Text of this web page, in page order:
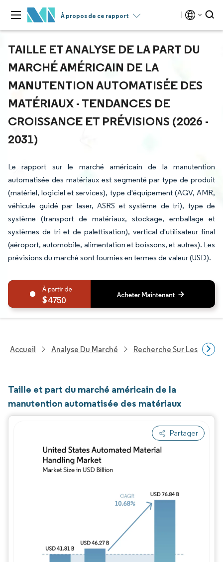
À propos de ce rapport
TAILLE ET ANALYSE DE LA PART DU
MARCHÉ AMÉRICAIN DE LA
MANUTENTION AUTOMATISÉE DES
MATÉRIAUX - TENDANCES DE
CROISSANCE ET PRÉVISIONS (2026 -
2031)
Le rapport sur le marché américain de la manutention
automatisée des matériaux est segmenté par type de produit
(matériel, logiciel et services), type d'équipement (AGV, AMR,
véhicule guidé par laser, ASRS et système de tri), type de
système (transport de matériaux, stockage, emballage et
systèmes de tri et de palettisation), vertical d'utilisateur final
(aéroport, automobile, alimentation et boissons, et autres). Les
prévisions du marché sont fournies en termes de valeur (USD).
4750
Accueil Analyse Du Marché Recherche Sur Les
Taille et part du marché américain de la
manutention automatisée des matériaux
Partager
Image © Mordor Intelligence. La